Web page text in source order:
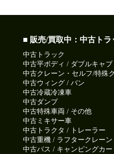
■ 販売/買取中：中古トラ
中古トラック
中古平ボディ / ダブルキャブ
中古クレーン・セルフ/特殊
中古ウィング / バン
中古冷蔵冷凍車
中古ダンプ
中古特殊車両 / その他
中古ミキサー車
中古トラクタ / トレーラー
中古重機 / ラフタークレーン
中古バス / キャンピングカー